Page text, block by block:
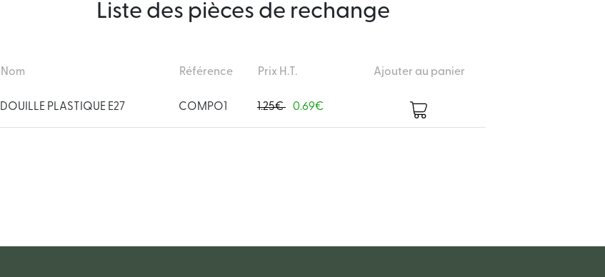
Liste des pièces de rechange
Nom Référence Prix H.T. Ajouter au panier
DOUILLE PLASTIQUE E27 COMPO1 1.25€ 0.69€